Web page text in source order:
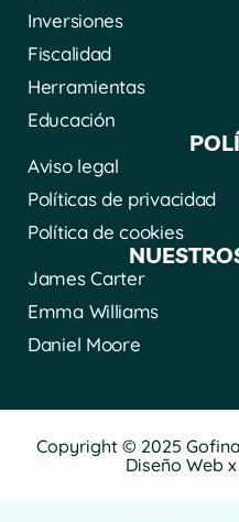
Inversiones
Fiscalidad
Herramientas
Educación
Aviso legal
Políticas de privacidad
Política de cookies
James Carter
Emma Williams
Daniel Moore
Copyright © 2025
Diseño Web x